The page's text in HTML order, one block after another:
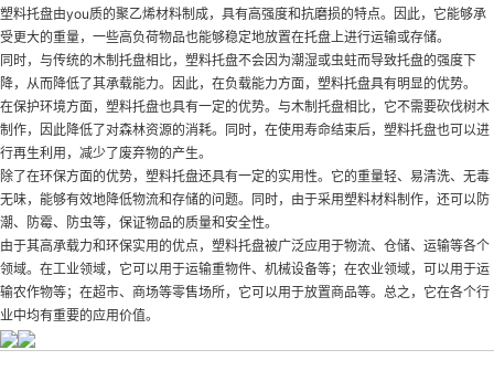
塑料托盘由you质的聚乙烯材料制成，具有高强度和抗磨损的特点。因此，它能够承
受更大的重量，一些高负荷物品也能够稳定地放置在托盘上进行运输或存储。
同时，与传统的木制托盘相比，塑料托盘不会因为潮湿或虫蛀而导致托盘的强度下
降，从而降低了其承载能力。因此，在负载能力方面，塑料托盘具有明显的优势。
在保护环境方面，塑料托盘也具有一定的优势。与木制托盘相比，它不需要砍伐树木
制作，因此降低了对森林资源的消耗。同时，在使用寿命结束后，塑料托盘也可以进
行再生利用，减少了废弃物的产生。
除了在环保方面的优势，塑料托盘还具有一定的实用性。它的重量轻、易清洗、无毒
无味，能够有效地降低物流和存储的问题。同时，由于采用塑料材料制作，还可以防
潮、防霉、防虫等，保证物品的质量和安全性。
由于其高承载力和环保实用的优点，塑料托盘被广泛应用于物流、仓储、运输等各个
领域。在工业领域，它可以用于运输重物件、机械设备等；在农业领域，可以用于运
输农作物等；在超市、商场等零售场所，它可以用于放置商品等。总之，它在各个行
业中均有重要的应用价值。